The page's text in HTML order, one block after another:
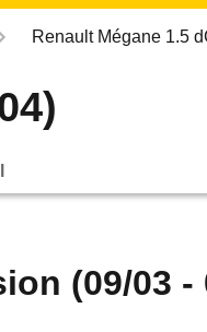
Renault Mégane 1.5
(09/03 -